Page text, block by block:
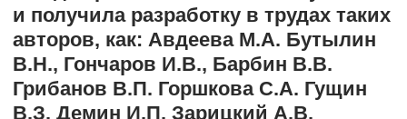
и получила разработку в трудах таких
авторов, как: Авдеева М.А. Бутылин
В.Н., Гончаров И.В., Барбин В.В.
Грибанов В.П. Горшкова С.А. Гущин
В.З. Демин И.П. Зарицкий А.В.